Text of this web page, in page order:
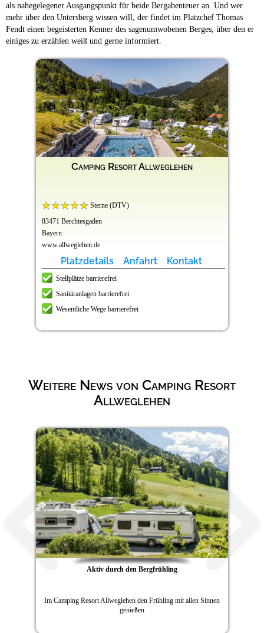
als nahegelegener Ausgangspunkt für beide Bergabenteuer an. Und wer
mehr über den Untersberg wissen will, der findet im Platzchef Thomas
Fendt einen begeisterten Kenner des sagenumwobenen Berges, über den er
einiges zu erzählen weiß und gerne informiert.
Camping Resort Allweglehen
Sterne (DTV)
83471 Berchtesgaden
Bayern
www.allweglehen.de
Platzdetails Anfahrt Kontakt
Stellplätze barrierefrei
Sanitäranlagen barrierefrei
Wesentliche Wege barrierefrei
Weitere News von Camping Resort
Allweglehen
Aktiv durch den Bergfrühling
Im Camping Resort Allweglehen den Frühling mit allen Sinnen
genießen